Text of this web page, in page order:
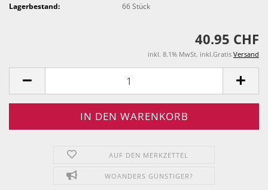
Lagerbestand:
66Stück
40.95 CHF
inkl. 8.1% MwSt. inkl.Gratis Versand
AUF DEN MERKZETTEL
WOANDERS GÜNSTIGER?